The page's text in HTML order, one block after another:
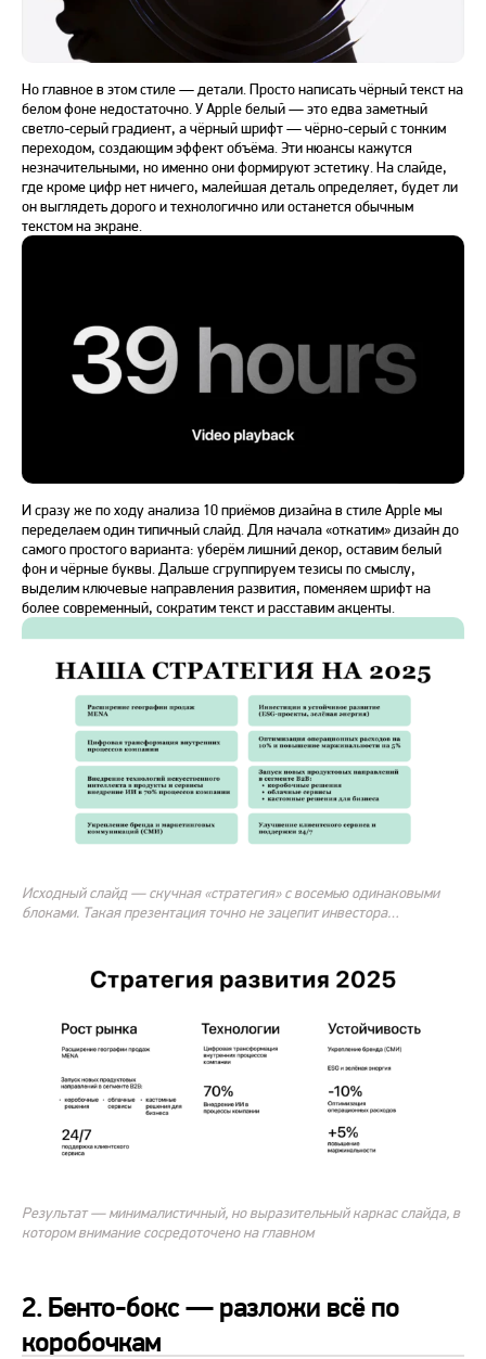
Но главное в этом стиле — детали. Просто написать чёрный текст на
белом фоне недостаточно. У Apple белый — это едва заметный
светло-серый градиент, а чёрный шрифт — чёрно-серый с тонким
переходом, создающим эффект объёма. Эти нюансы кажутся
незначительными, но именно они формируют эстетику. На слайде,
где кроме цифр нет ничего, малейшая деталь определяет, будет ли
он выглядеть дорого и технологично или останется обычным
текстом на экране.
И сразу же по ходу анализа 10 приёмов дизайна в стиле Apple мы
переделаем один типичный слайд. Для начала «откатим» дизайн до
самого простого варианта: уберём лишний декор, оставим белый
фон и чёрные буквы. Дальше сгруппируем тезисы по смыслу,
выделим ключевые направления развития, поменяем шрифт на
более современный, сократим текст и расставим акценты.
Исходный слайд — скучная «стратегия» с восемью одинаковыми
блоками. Такая презентация точно не зацепит инвестора…
Результат — минималистичный, но выразительный каркас слайда, в
котором внимание сосредоточено на главном
2. Бенто-бокс — разложи всё по
коробочкам